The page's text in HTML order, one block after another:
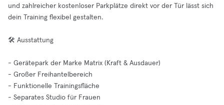
und zahlreicher kostenloser Parkplätze direkt vor der Tür lässt sich
dein Training flexibel gestalten.
🛠️ Ausstattung
- Gerätepark der Marke Matrix (Kraft & Ausdauer)
- Großer Freihantelbereich
- Funktionelle Trainingsfläche
- Separates Studio für Frauen